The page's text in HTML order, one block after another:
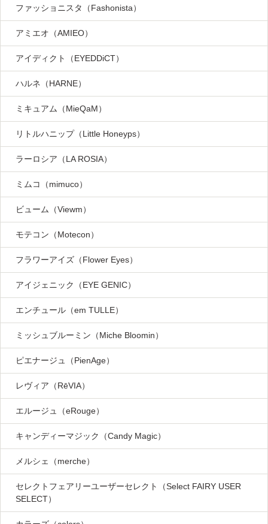
ファッショニスタ（Fashonista）
アミエオ（AMIEO）
アイディクト（EYEDDiCT）
ハルネ（HARNE）
ミキュアム（MieQaM）
リトルハニップ（Little Honeyps）
ラーロシア（LA ROSIA）
ミムコ（mimuco）
ビューム（Viewm）
モテコン（Motecon）
フラワーアイズ（Flower Eyes）
アイジェニック（EYE GENIC）
エンチュール（em TULLE）
ミッシュブルーミン（Miche Bloomin）
ピエナージュ（PienAge）
レヴィア（RēVIA）
エルージュ（eRouge）
キャンディーマジック（Candy Magic）
メルシェ（merche）
セレクトフェアリーユーザーセレクト（Select FAIRY USER
SELECT）